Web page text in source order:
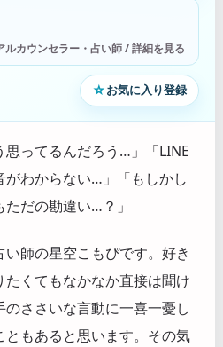
ルカウンセラー・占い師 / 詳細を見る
☆お気に入り登録
思ってるんだろう…」「LINE
がわからない…」「もしかし
だの勘違い…？」
師の星空こもぴです。好き
くてもなかなか直接は聞け
ささいな言動に一喜一憂し
もあると思います。その気